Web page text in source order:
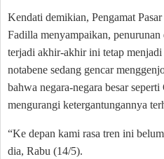
Kendati demikian, Pengamat
Fadilla menyampaikan,
terjadi akhir-akhir ini tetap
notabene sedang gencar
bahwa negara-negara besar
mengurangi ketergantungannya
“Ke depan kami rasa tren ini
dia, Rabu (14/5).